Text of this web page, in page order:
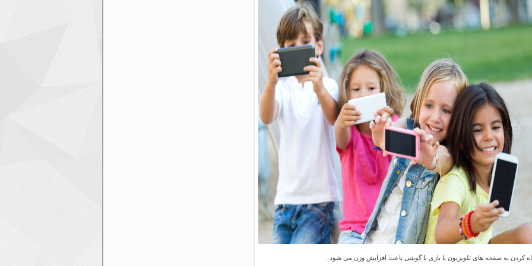
کردن به صفحه های تلویزیون یا بازی با گوشی باعث افزایش وزن می شود .